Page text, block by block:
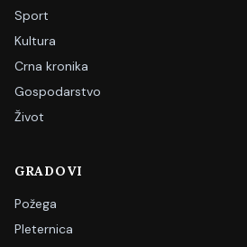
Sport
Kultura
Crna kronika
Gospodarstvo
Život
GRADOVI
Požega
Pleternica